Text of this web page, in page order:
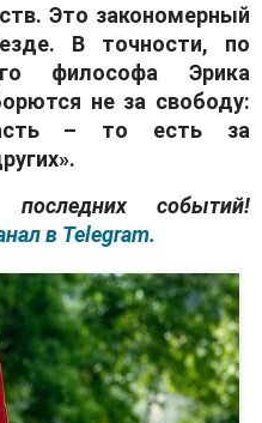
Это закономерный
В точности, по
философа Эрика
не за свободу:
– то есть за
событий!
в Telegram.